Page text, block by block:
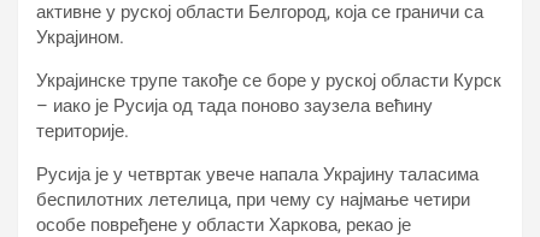
активне у руској области Белгород, која се граничи са
Украјином.
Украјинске трупе такође се боре у руској области Курск
– иако је Русија од тада поново заузела већину
територије.
Русија је у четвртак увече напала Украјину таласима
беспилотних летелица, при чему су најмање четири
особе повређене у области Харкова, рекао је